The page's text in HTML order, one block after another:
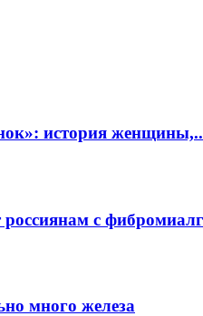
история
с
много железа